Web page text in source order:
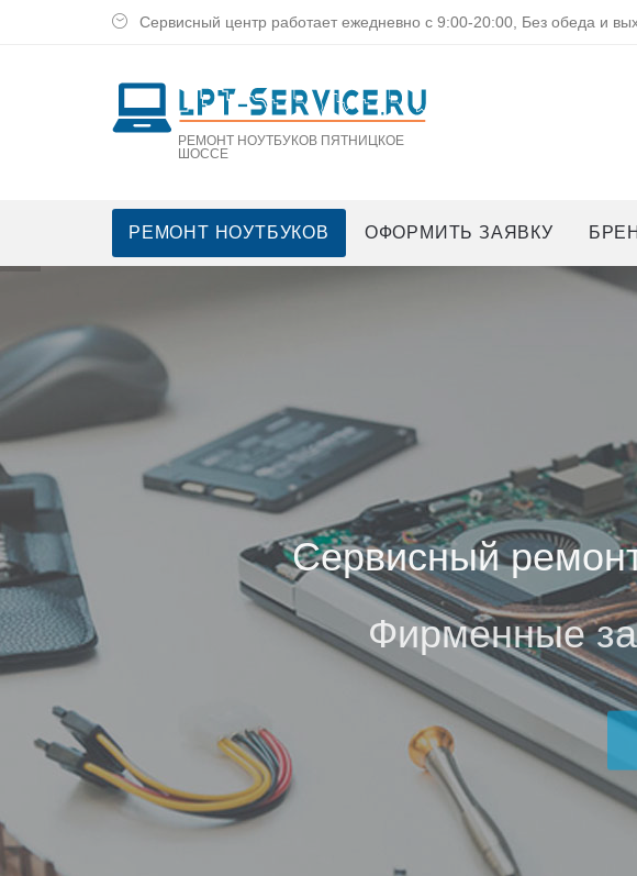
Сервисный центр работает ежедневно с 9:00-20:00, Без обеда и
РЕМОНТ НОУТБУКОВ ПЯТНИЦКОЕ
ШОССЕ
РЕМОНТ НОУТБУКОВ ОФОРМИТЬ ЗАЯВКУ
Сервисный
Фирменные